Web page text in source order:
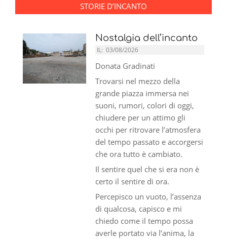
STORIE D’INCANTO
Nostalgia dell’incanto
IL: 03/08/2026
Donata Gradinati
Trovarsi nel mezzo della
grande piazza immersa nei
suoni, rumori, colori di oggi,
chiudere per un attimo gli
occhi per ritrovare l’atmosfera
del tempo passato e accorgersi
che ora tutto è cambiato.
Il sentire quel che si era non è
certo il sentire di ora.
Percepisco un vuoto, l’assenza
di qualcosa, capisco e mi
chiedo come il tempo possa
averle portato via l’anima, la